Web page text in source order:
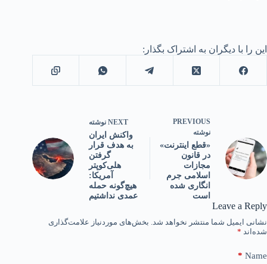
این را با دیگران به اشتراک بگذار:
PREVIOUS
نوشته
«قطع اینترنت»
در قانون
مجازات
اسلامی جرم
انگاری شده
است
NEXT نوشته
واکنش ایران
به هدف قرار
گرفتن
هلی‌کوپتر
آمریکا:
هیچ‌گونه حمله
عمدی نداشتیم
Leave a Reply
نشانی ایمیل شما منتشر نخواهد شد. بخش‌های موردنیاز علامت‌گذاری
شده‌اند *
Name
*